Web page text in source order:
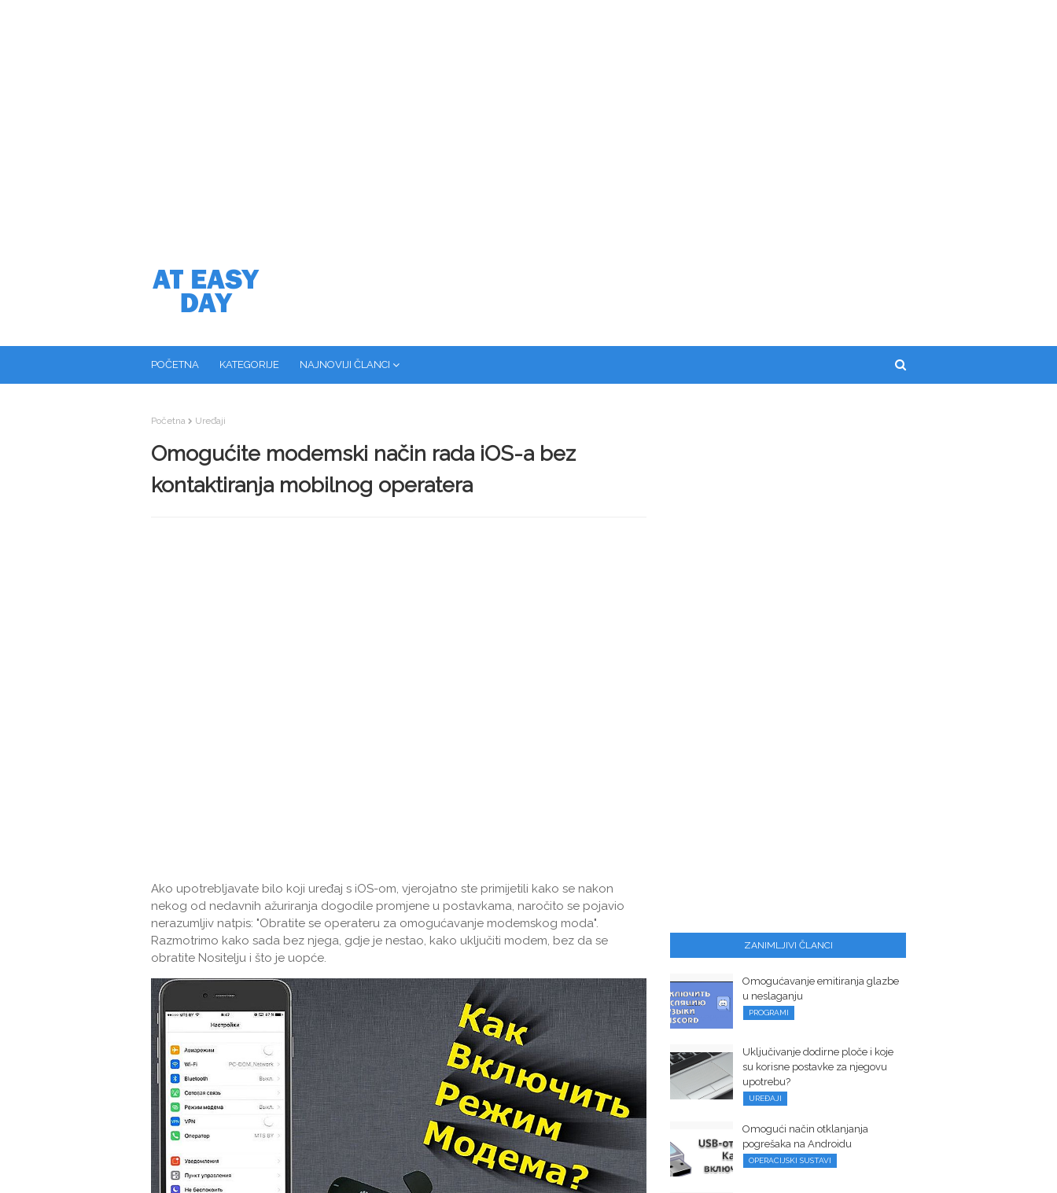
POČETNA KATEGORIJE NAJNOVIJI ČLANCI
Početna Uređaji
Omogućite modemski način rada iOS-a bez
kontaktiranja mobilnog operatera
Ako upotrebljavate bilo koji uređaj s iOS-om, vjerojatno ste primijetili kako se nakon
nekog od nedavnih ažuriranja dogodile promjene u postavkama, naročito se pojavio
nerazumljiv natpis: "Obratite se operateru za omogućavanje modemskog moda".
Razmotrimo kako sada bez njega, gdje je nestao, kako uključiti modem, bez da se
obratite Nositelju i što je uopće.
ZANIMLJIVI ČLANCI
Omogućavanje emitiranja glazbe
u neslaganju
PROGRAMI
Uključivanje dodirne ploče i koje
su korisne postavke za njegovu
upotrebu?
UREĐAJI
Omogući način otklanjanja
pogrešaka na Androidu
OPERACIJSKI SUSTAVI